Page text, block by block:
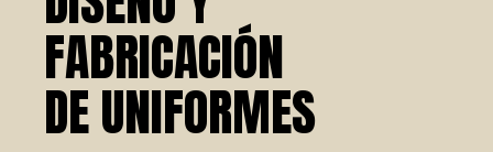
FABRICACIÓN
DE UNIFORMES